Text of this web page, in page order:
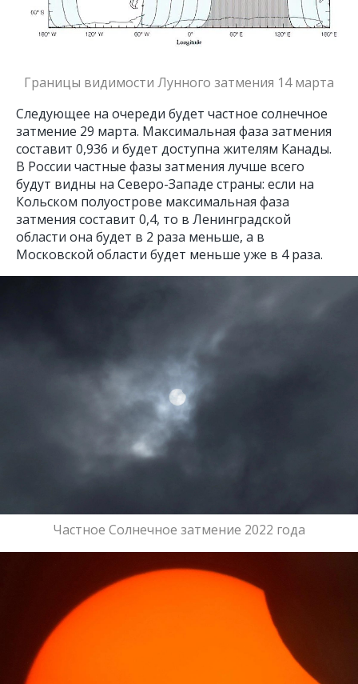
Границы видимости Лунного затмения 14 марта
Следующее на очереди будет частное солнечное
затмение 29 марта. Максимальная фаза затмения
составит 0,936 и будет доступна жителям Канады.
В России частные фазы затмения лучше всего
будут видны на Северо-Западе страны: если на
Кольском полуострове максимальная фаза
затмения составит 0,4, то в Ленинградской
области она будет в 2 раза меньше, а в
Московской области будет меньше уже в 4 раза.
Частное Солнечное затмение 2022 года